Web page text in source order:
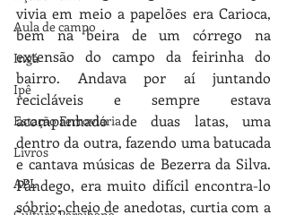
Aula de campo
Ingá
Ipê
Estação Ferroviária
Livros
APL
vivia em meio a papelões era Carioca,
bem na beira de um córrego na
extensão do campo da feirinha do
bairro. Andava por aí juntando
recicláveis e sempre estava
acompanhado de duas latas, uma
dentro da outra, fazendo uma batucada
e cantava músicas de Bezerra da Silva.
Pândego, era muito difícil encontra-lo
sóbrio; cheio de anedotas, curtia com a